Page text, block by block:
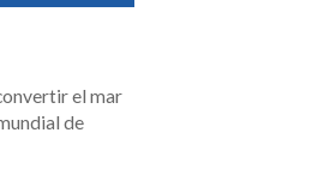
el mar
de